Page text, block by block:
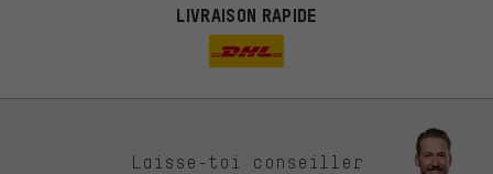
LIVRAISON RAPIDE
Laisse-toi conseiller
Des offres plus adaptées